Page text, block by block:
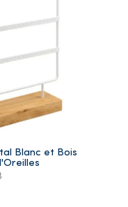
Blanc et Bois